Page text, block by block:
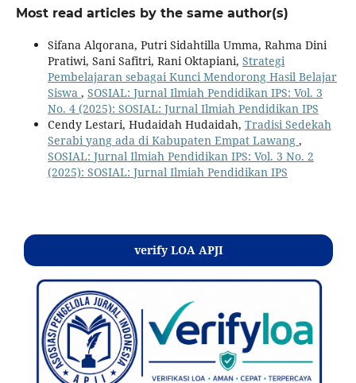
Most read articles by the same author(s)
Sifana Alqorana, Putri Sidahtilla Umma, Rahma Dini
Pratiwi, Sani Safitri, Rani Oktapiani, Strategi
Pembelajaran sebagai Kunci Mendorong Hasil Belajar
Siswa , SOSIAL: Jurnal Ilmiah Pendidikan IPS: Vol. 3
No. 4 (2025): SOSIAL: Jurnal Ilmiah Pendidikan IPS
Cendy Lestari, Hudaidah Hudaidah, Tradisi Sedekah
Serabi yang ada di Kabupaten Empat Lawang ,
SOSIAL: Jurnal Ilmiah Pendidikan IPS: Vol. 3 No. 2
(2025): SOSIAL: Jurnal Ilmiah Pendidikan IPS
verify LOA APJI